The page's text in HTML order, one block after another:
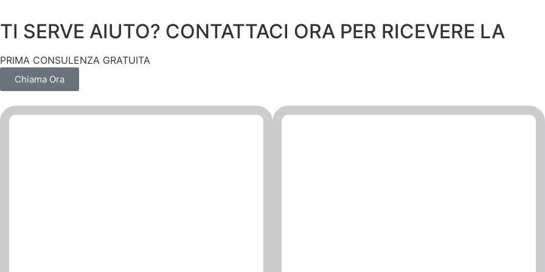
TI SERVE AIUTO? CONTATTACI ORA PER RICEVERE LA
PRIMA CONSULENZA GRATUITA
Chiama Ora